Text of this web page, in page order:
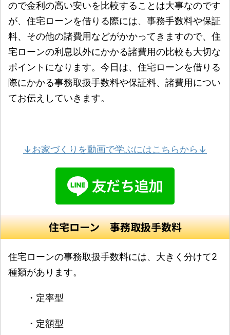
ので金利の高い安いを比較することは大事なのです
が、住宅ローンを借りる際には、事務手数料や保証
料、その他の諸費用などがかかってきますので、住
宅ローンの利息以外にかかる諸費用の比較も大切な
ポイントになります。今日は、住宅ローンを借りる
際にかかる事務取扱手数料や保証料、諸費用につい
てお伝えしていきます。
↓お家づくりを動画で学ぶにはこちらから↓
住宅ローン 事務取扱手数料
住宅ローンの事務取扱手数料には、大きく分けて2
種類があります。
・定率型
・定額型